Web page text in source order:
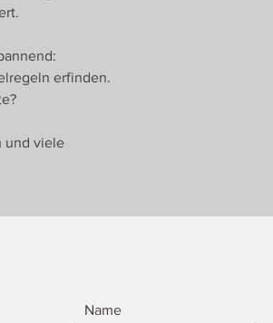
erfinden.
und viele